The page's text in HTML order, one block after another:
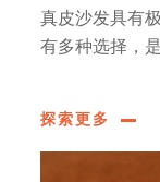
真皮沙发具有
有多种选择，
探索更多